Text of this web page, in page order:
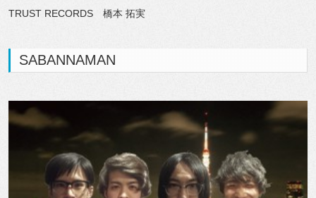
TRUST RECORDS 橋本 拓実
SABANNAMAN